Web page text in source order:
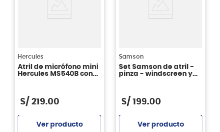
Hercules
Atril de micrófono mini
Hercules MS540B con
S/ 219.00
Ver producto
Samson
Set Samson de atril -
pinza - windscreen y
S/ 199.00
Ver producto